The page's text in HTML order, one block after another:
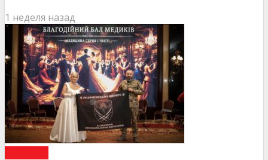
1 неделя назад